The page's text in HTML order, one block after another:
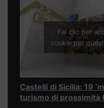
Fai clic per
cookie per
Castelli di Sicilia: 19
turismo di prossimità